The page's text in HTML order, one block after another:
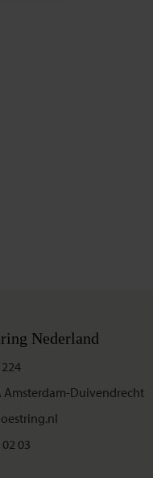
Nederland
Amsterdam-Duivendrecht
03